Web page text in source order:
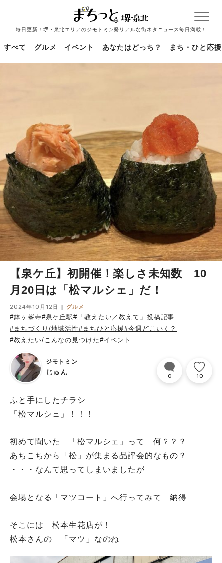
毎日更新！堺・泉北エリアのジモトミン発リアルな街ネタニュース毎日満載！
すべて グルメ イベント あなたはどっち？ まち・ひと応援
【泉ケ丘】初開催！楽しさ未知数 10
月20日は「松マルシェ」だ！
2024年10月12日 グルメ
#鉢ヶ峯寺#泉ケ丘駅#「教えたい／教えて」投稿記事
#まちづくり/地域活性#まちひと応援#今週どこいく？
#教えたい/こんなの見つけた#イベント
ジモトミン
じゅん 0 10
ふと手にしたチラシ
「松マルシェ」！！！
初めて聞いた 「松マルシェ」って 何？？？
あちこちから「松」が集まる品評会的なもの？
・・・なんて思ってしまいましたが
会場となる「マツコート」へ行ってみて 納得
そこには 松本生花店が！
松本さんの 「マツ」なのね